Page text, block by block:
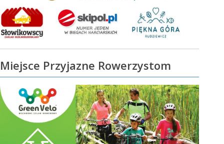
Miejsce Przyjazne Rowerzystom